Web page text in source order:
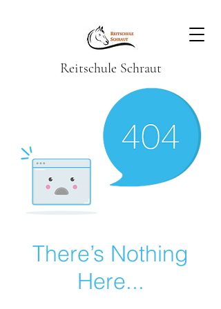
Reitschule Schraut
There’s Nothing
Here...